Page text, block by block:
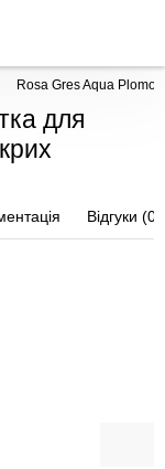
Rosa Gres Aqua Plomo
для
Відгуки (0)